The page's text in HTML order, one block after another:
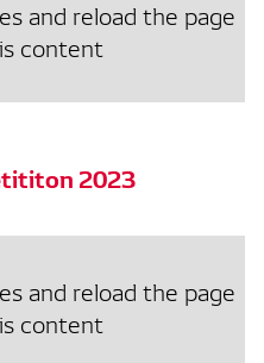
and reload the page
content
2023
and reload the page
content